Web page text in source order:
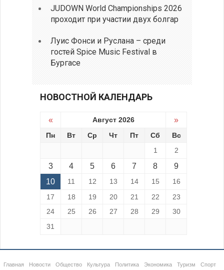
JUDOWN World Championships 2026
проходит при участии двух болгар
Луис Фонси и Руслана – среди
гостей Spice Music Festival в
Бургасе
НОВОСТНОЙ КАЛЕНДАРЬ
« Август 2026 »
Пн Вт Ср Чт Пт Сб
Вс
1
2
3 4 5 6 7 8
9
10
11 12 13 14 15
16
17
18 19 20 21 22
23
24
25 26 27 28 29
30
31
Главная Новости Общество Культура Политика Экономика Туризм Спорт